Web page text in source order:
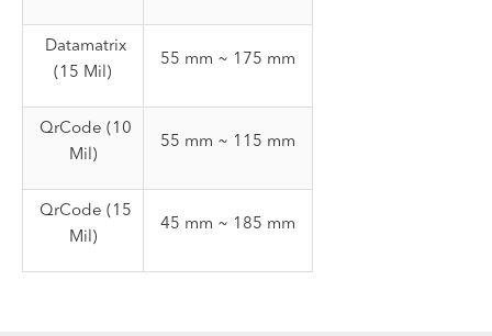
Datamatrix
(15 Mil)
55 mm ~ 175 mm
QrCode (10
Mil)
55 mm ~ 115 mm
QrCode (15
Mil)
45 mm ~ 185 mm